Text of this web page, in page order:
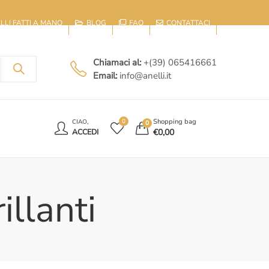
FATTI A MANO BLOG FAQ CONTATTACI
Chiamaci al: +(39) 065416661
Email: info@anelli.it
CIAO,
ACCEDI
0 0 Shopping bag
€0,00